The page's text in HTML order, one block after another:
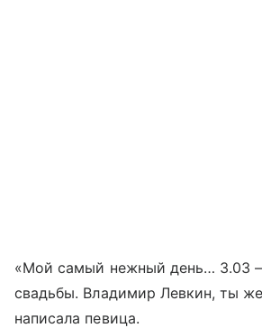
«Мой самый нежный день… 3.03
свадьбы. Владимир Левкин, ты
написала певица.